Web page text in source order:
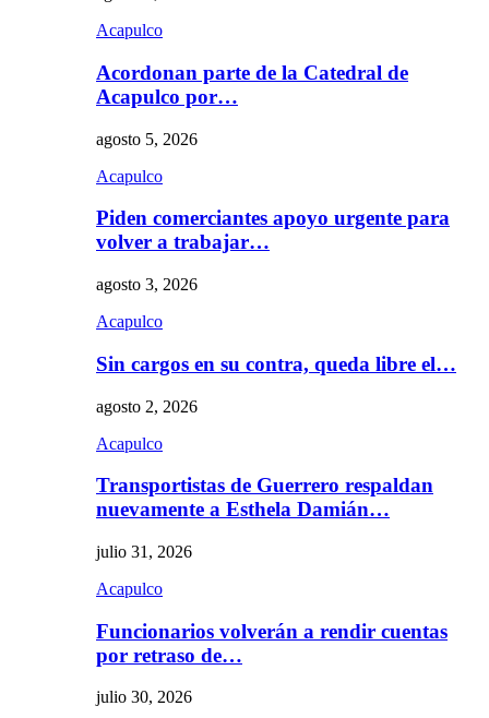
Acapulco
Acordonan parte de la Catedral de
Acapulco por…
agosto 5, 2026
Acapulco
Piden comerciantes apoyo urgente para
volver a trabajar…
agosto 3, 2026
Acapulco
Sin cargos en su contra, queda libre el…
agosto 2, 2026
Acapulco
Transportistas de Guerrero respaldan
nuevamente a Esthela Damián…
julio 31, 2026
Acapulco
Funcionarios volverán a rendir cuentas
por retraso de…
julio 30, 2026